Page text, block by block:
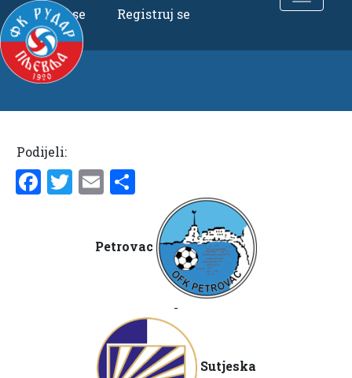
Uloguj se Registruj se
Podijeli:
Facebook
Twitter
Email
Petrovac
-
Sutjeska